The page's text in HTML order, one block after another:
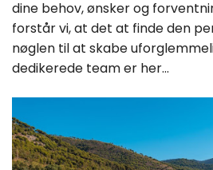
dine behov, ønsker og
forstår vi, at det at finde den
nøglen til at skabe
dedikerede team er her...